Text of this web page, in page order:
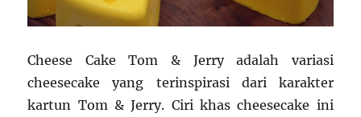
Cheese Cake Tom & Jerry adalah variasi
cheesecake yang terinspirasi dari karakter
kartun Tom & Jerry. Ciri khas cheesecake ini